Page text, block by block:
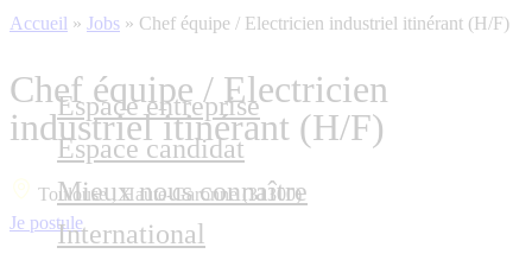
Espace entreprise
Espace candidat
Mieux nous connaître
International
Accueil » Jobs » Chef équipe / Electricien industriel itinérant (H/F)
Chef équipe / Electricien
industriel itinérant (H/F)
Toulouse , Haute-Garonne (31300)
Je postule